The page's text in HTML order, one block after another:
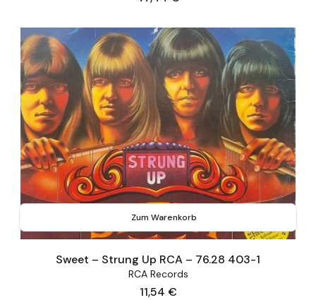
Zum Warenkorb
Sweet – Strung Up RCA – 76.28 403-1
RCA Records
Preis
11,54 €